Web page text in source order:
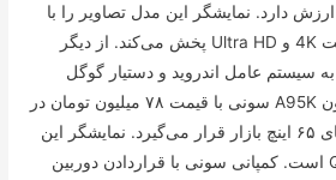
تومان ارزش دارد. نمایشگر این مدل تصاویر را با
فناوری MiniLED و با کیفیت 4K و Ultra HD پخش می‌کند. از دیگر
به سیستم عامل اندروید و دستیار گوگل
داخلی اشاره کنیم. تلویزیون A95K سونی با قیمت ۷۸ میلیون تومان در
رتبه دوم گران‌ترین مدل‌های ۶۵ اینچ بازار قرار می‌گیرد. نمایشگر این
تلویزیون از نوع QD-OLED است. کمپانی سونی با قراردادن دوربین